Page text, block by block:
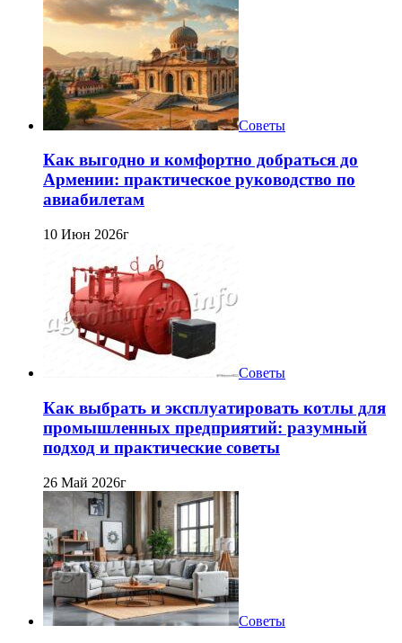
Советы
Как выгодно и комфортно добраться до
Армении: практическое руководство по
авиабилетам
10 Июн 2026г
Советы
Как выбрать и эксплуатировать котлы для
промышленных предприятий: разумный
подход и практические советы
26 Май 2026г
Советы